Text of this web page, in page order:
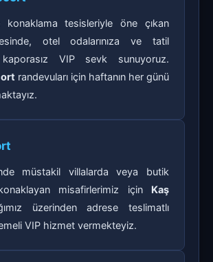
konaklama tesisleriyle öne çıkan
otel odalarınıza ve tatil
VIP sevk sunuyoruz.
randevuları için haftanın her günü
müstakil villalarda veya butik
misafirlerimiz için Kaş
üzerinden adrese teslimatlı
VIP hizmet vermekteyiz.